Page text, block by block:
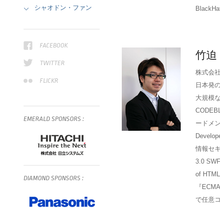
シャオドン・ファン
FACEBOOK
TWITTER
FLICKR
竹
株式会
日本発
大規模
ードメ
情報セ
3.0
of
『
で任意
EMERALD SPONSORS :
DIAMOND SPONSORS :